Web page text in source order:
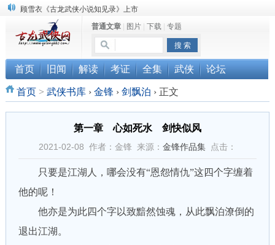
顾雪衣《古龙武侠小说知见录》上市
“武侠书库”查缺补漏活动圆满结束
《古龙小说原貌探究》修订版已上市
普通文章| 图片| 下载| 专题
首页 旧闻 解读 考证 全集 武侠 论坛
首页> 武侠书库 › 金锋 › 剑飘泊 ›正文
第一章 心如死水 剑快似风
2021-02-08 作者：金锋 来源： 金锋作品集点击：
只要是江湖人，哪会没有“恩怨情仇”这四个字缠着
他的呢！
他亦是为此四个字以致黯然蚀魂，从此飘泊潦倒的
退出江湖。